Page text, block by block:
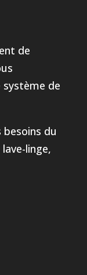
de
système de
besoins du
linge,